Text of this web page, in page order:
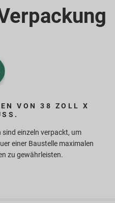
VON 38 ZOLL X
einzeln verpackt, um
einer Baustelle maximalen
zu gewährleisten.